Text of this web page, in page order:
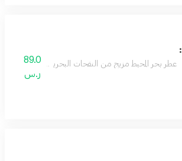
عطر بحر المحيط مزيج من النفحات البحرية والأخشاب
89.0
ر.س